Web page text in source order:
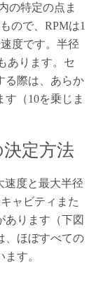
の特定の点ま
ので、 RPMは1
度です。半径
あります。セ
る際は、あらか
す（10を乗じま
定方法
速度と最大半径
ャビティまた
あります（下図
、ほぼすべての
す。